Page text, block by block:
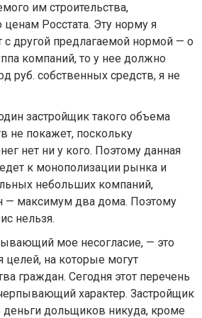
им строительства,
Росстата. Эту норму я
другой предлагаемой нормой — о
компаний, то у нее должно
руб. собственных средств, я не
застройщик такого объема
не покажет, поскольку
нет ни у кого. Поэтому данная
к монополизации рынка и
небольших компаний,
— максимум два дома. Поэтому
нельзя.
мое несогласие, — это
целей, на которые могут
граждан. Сегодня этот перечень
характер. Застройщик
дольщиков никуда, кроме